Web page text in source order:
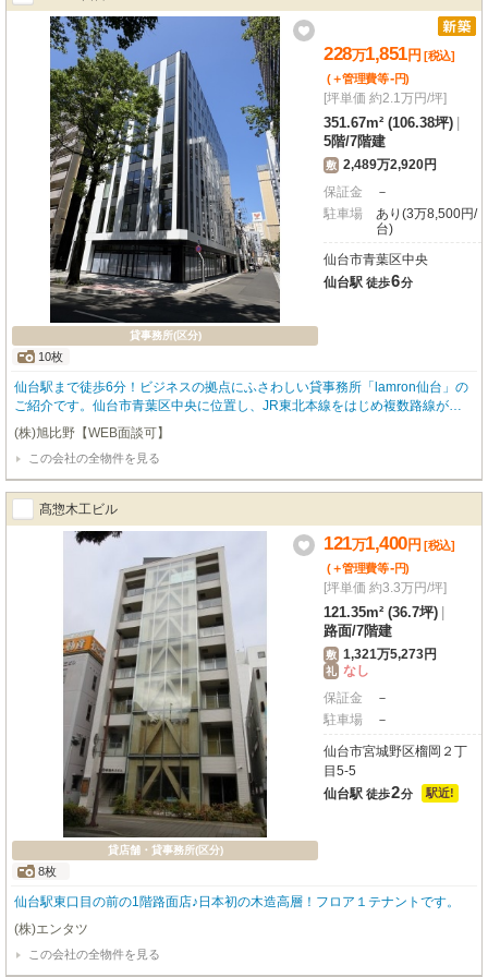
貸事務所(区分)
10枚
228万1,851円 [税込]
(＋管理費等-円)
[坪単価 約2.1万円/坪]
351.67m² (106.38坪)
5階/7階建
敷 2,489万2,920円
保証金
－
駐車場
あり(3万8,500円/
台)
仙台市青葉区中央
仙台駅 徒歩6分
仙台駅まで徒歩6分！ビジネスの拠点にふさわしい貸事務所「lamron仙台」の
ご紹介です。仙台市青葉区中央に位置し、JR東北本線をはじめ複数路線が利
用できる仙台駅からのアクセスは大変良好。周辺にはコンビニや銀行、郵便
局、ドラッグストアが揃い、日々の業務をスムーズにサポートする環境が整っ
ています。広々とした専有面積351.67㎡の5階部分。OAフロア完備で快適なオ
フィス環境を実現します。個別空調で温度調整も自由自在、24時間セキュリテ
ィーで安心してお仕事に集中できます。エレベーター、照明器具付、男女別ト
イレ（共用部）も備わり、機能性も兼ね備えています。・分割貸し可能。・契
約形態 ：定期借家契約5年・解約不可期間：3年・ 床荷重：500㎏/㎡・駐車場
は普通車38,500円（税込）、ハイルーフ車は44,000円（税込）申込の審査に
て保証会社加入をお願いする場合があります。
(株)旭比野【WEB面談可】
この会社の全物件を見る
髙惣木工ビル
貸店舗・貸事務所(区分)
8枚
121万1,400円 [税込]
(＋管理費等-円)
[坪単価 約3.3万円/坪]
121.35m² (36.7坪)
路面/7階建
敷 1,321万5,273円
礼 なし
保証金
－
駐車場
－
仙台市宮城野区榴岡２丁
目5-5
仙台駅 徒歩2分 駅近!
仙台駅東口目の前の1階路面店♪日本初の木造高層！フロア１テナントです。
(株)エンタツ
この会社の全物件を見る